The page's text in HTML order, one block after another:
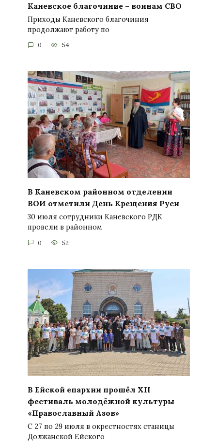
Каневское благочиние – воинам СВО
Приходы Каневского благочиния
продолжают работу по
0 54
В Каневском районном отделении
ВОИ отметили День Крещения Руси
30 июля сотрудники Каневского РДК
провели в районном
0 52
В Ейской епархии прошёл XII
фестиваль молодёжной культуры
«Православный Азов»
С 27 по 29 июля в окрестностях станицы
Должанской Ейского